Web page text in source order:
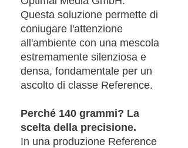
Questa soluzione permette di
coniugare l'attenzione
all'ambiente con una mescola
estremamente silenziosa e
densa, fondamentale per un
ascolto di classe Reference.
Perché 140 grammi? La
scelta della precisione.
In una produzione Reference